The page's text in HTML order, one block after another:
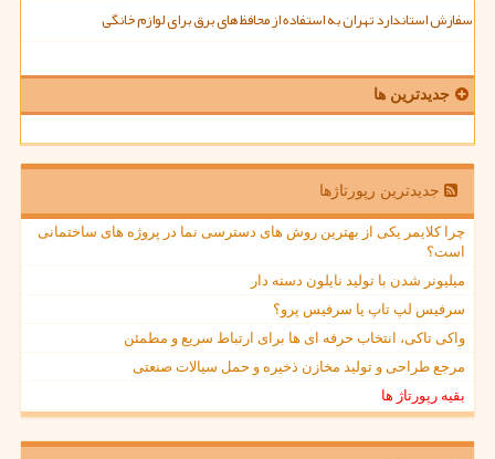
سفارش استاندارد تهران به استفاده از محافظ های برق برای لوازم خانگی
جدیدترین ها
جدیدترین رپورتاژها
چرا کلایمر یکی از بهترین روش های دسترسی نما در پروژه های ساختمانی
است؟
میلیونر شدن با تولید نایلون دسته دار
سرفیس لپ تاپ یا سرفیس پرو؟
واکی تاکی، انتخاب حرفه ای ها برای ارتباط سریع و مطمئن
مرجع طراحی و تولید مخازن ذخیره و حمل سیالات صنعتی
بقیه رپورتاژ ها